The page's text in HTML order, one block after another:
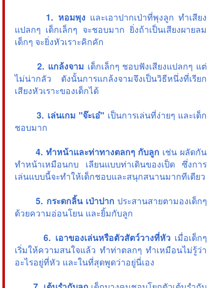
1. หอมพุง และเอาปากเป่าที่พุงลูก ทำเสียง
แปลกๆ เด็กเล็กๆ จะชอบมาก ยิ่งถ้าเป็นเสียงผายลม
เด็กๆ จะยิ่งหัวเราะคิกคัก
2. แกล้งจาม เด็กเล็กๆ ชอบฟังเสียงแปลกๆ แต่
ไม่น่ากลัว ดังนั้นการแกล้งจามจึงเป็นวิธีหนึ่งที่เรียก
เสียงหัวเราะของเด็กได้
3. เล่นเกม "จ๊ะเอ๋" เป็นการเล่นที่ง่ายๆ และเด็ก
ชอบมาก
4. ทำหน้าและท่าทางตลกๆ กับลูก เช่น ผลัดกัน
ทำหน้าเหมือนกบ เลียนแบบท่าเดินของเป็ด ซึ่งการ
เล่นแบบนี้จะทำให้เด็กชอบและสนุกสนานมากทีเดียว
5. กระดกลิ้น เป่าปาก ประสานสายตามองเด็กๆ
ด้วยความอ่อนโยน และยิ้มกับลูก
6. เอาของเล่นหรือตัวสัตว์วางที่หัวเมื่อเด็กๆ
เริ่มให้ความสนใจแล้ว ทำท่าตลกๆ ทำเหมือนไม่รู้ว่า
อะไรอยู่ที่หัว และในที่สุดพูดว่าอยู่นี่เอง